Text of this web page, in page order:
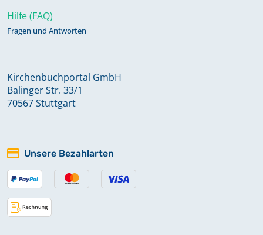
Hilfe (FAQ)
Fragen und Antworten
Kirchenbuchportal GmbH
Balinger Str. 33/1
70567 Stuttgart
Unsere Bezahlarten